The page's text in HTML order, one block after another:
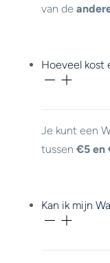
van de
Hoeveel kost
Je kunt een
tussen €5 en
Kan ik mijn